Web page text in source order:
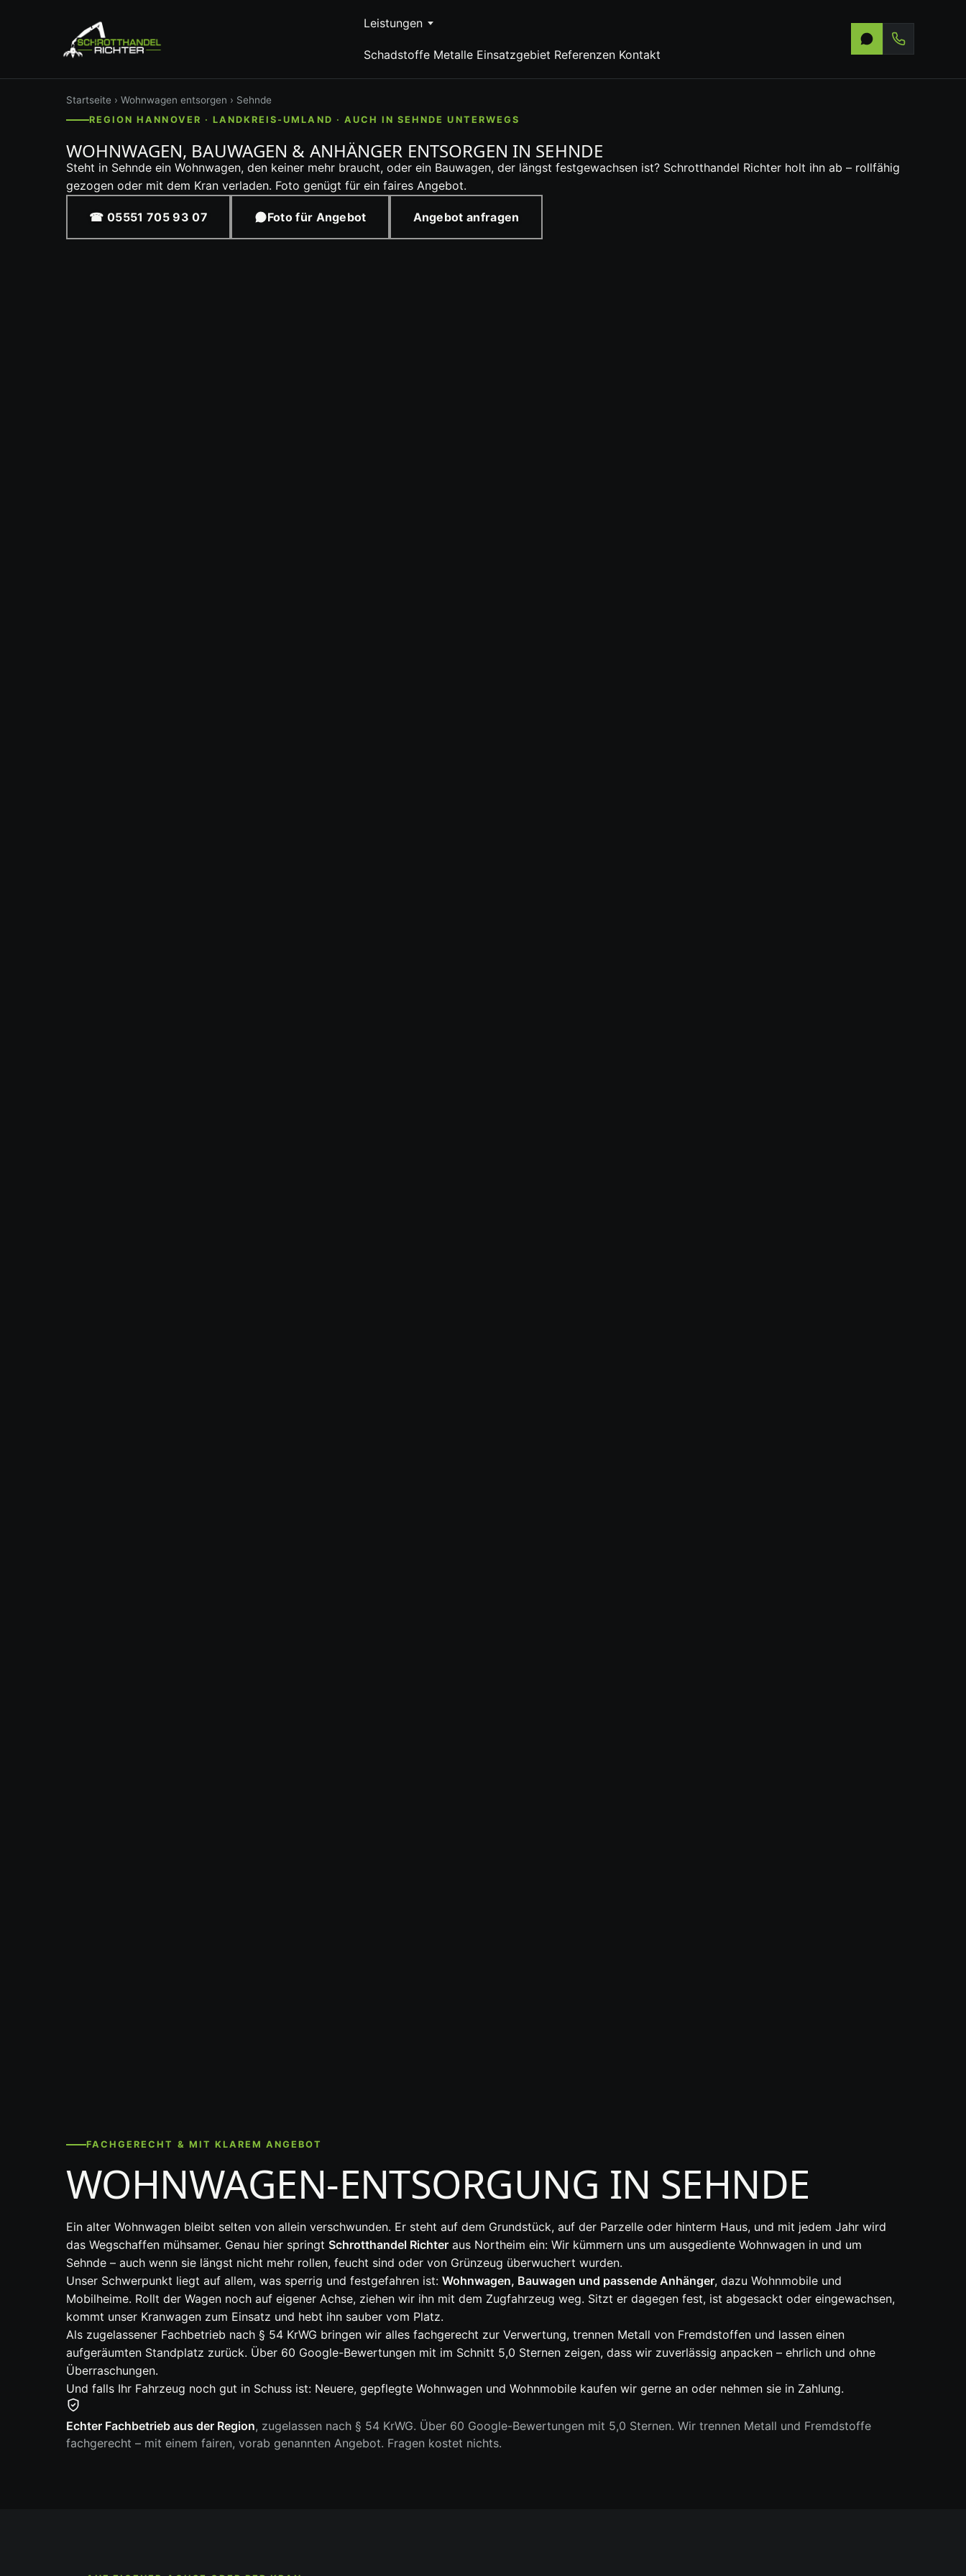
Leistungen
Schadstoffe Metalle Einsatzgebiet Referenzen Kontakt
Startseite › Wohnwagen entsorgen › Sehnde
REGION HANNOVER · LANDKREIS-UMLAND · AUCH IN SEHNDE UNTERWEGS
WOHNWAGEN, BAUWAGEN & ANHÄNGER ENTSORGEN IN SEHNDE
Steht in Sehnde ein Wohnwagen, den keiner mehr braucht, oder ein Bauwagen, der längst festgewachsen ist? Schrotthandel Richter holt ihn ab – rollfähig
gezogen oder mit dem Kran verladen. Foto genügt für ein faires Angebot.
☎ 05551 705 93 07 Foto für Angebot Angebot anfragen
FACHGERECHT & MIT KLAREM ANGEBOT
WOHNWAGEN-ENTSORGUNG IN SEHNDE
Ein alter Wohnwagen bleibt selten von allein verschwunden. Er steht auf dem Grundstück, auf der Parzelle oder hinterm Haus, und mit jedem Jahr wird
das Wegschaffen mühsamer. Genau hier springt Schrotthandel Richter aus Northeim ein: Wir kümmern uns um ausgediente Wohnwagen in und um
Sehnde – auch wenn sie längst nicht mehr rollen, feucht sind oder von Grünzeug überwuchert wurden.
Unser Schwerpunkt liegt auf allem, was sperrig und festgefahren ist: Wohnwagen, Bauwagen und passende Anhänger, dazu Wohnmobile und
Mobilheime. Rollt der Wagen noch auf eigener Achse, ziehen wir ihn mit dem Zugfahrzeug weg. Sitzt er dagegen fest, ist abgesackt oder eingewachsen,
kommt unser Kranwagen zum Einsatz und hebt ihn sauber vom Platz.
Als zugelassener Fachbetrieb nach § 54 KrWG bringen wir alles fachgerecht zur Verwertung, trennen Metall von Fremdstoffen und lassen einen
aufgeräumten Standplatz zurück. Über 60 Google-Bewertungen mit im Schnitt 5,0 Sternen zeigen, dass wir zuverlässig anpacken – ehrlich und ohne
Überraschungen.
Und falls Ihr Fahrzeug noch gut in Schuss ist: Neuere, gepflegte Wohnwagen und Wohnmobile kaufen wir gerne an oder nehmen sie in Zahlung.
Echter Fachbetrieb aus der Region, zugelassen nach § 54 KrWG. Über 60 Google-Bewertungen mit 5,0 Sternen. Wir trennen Metall und Fremdstoffe
fachgerecht – mit einem fairen, vorab genannten Angebot. Fragen kostet nichts.